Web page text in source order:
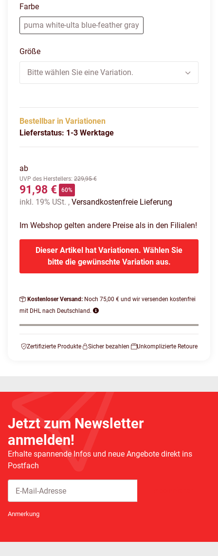
Farbe
puma white-ulta blue-feather graypuma white-ulta blue-
Größe
Bitte wählen Sie eine Variation.
Bestellbar in Variationen
Lieferstatus: 1-3 Werktage
ab
UVP des Herstellers: 229,95 €
91,98 € 60%
inkl. 19% USt. , Versandkostenfreie Lieferung
Im Webshop gelten andere Preise als in den Filialen!
Dieser Artikel hat Variationen. Wählen Sie
bitte die gewünschte Variation aus.
Kostenloser Versand: Noch 75,00 € und wir versenden kostenfrei
mit DHL nach Deutschland.
Zertifizierte Produkte Sicher bezahlen Unkomplizierte Retoure
Jetzt zum Newsletter
anmelden!
Erhalte spannende Infos und neue Angebote direkt ins
Postfach
Anmerkung